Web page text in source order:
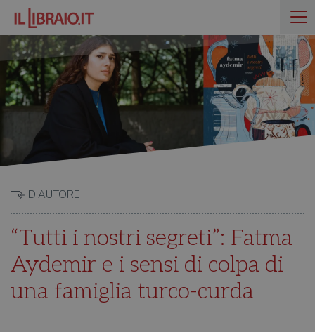
D'AUTORE
“Tutti i nostri segreti”: Fatma
Aydemir e i sensi di colpa di
una famiglia turco-curda